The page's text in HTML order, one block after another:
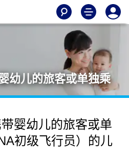
幼儿的旅客或单独乘
婴幼儿的旅客或单
初级飞行员）的儿